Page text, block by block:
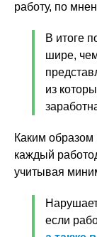
работу, по
В итоге
шире,
из
Каким образом
каждый
учитывая
если